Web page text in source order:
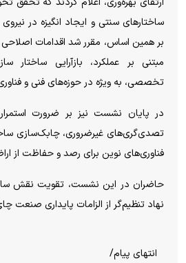
ساختار‌های سنتی و ایجاد انگیزه در
بر همین اساس، مقرر شد اقدامات
مبتنی بر عملکرد، بازآرایی ساختار
تخصصی، به ویژه در حوزه‌های فنی و
در پایان نشست نیز بر ضرورت
تصدی‌گری‌های غیرضروری، چابک‌سازی
فناوری‌های نوین برای رصد و حفاظت از
حاضران در این نشست، تقویت نقش
نهاد تنظیم‌گر از الزامات پایداری صنعت
انتهای پیام/